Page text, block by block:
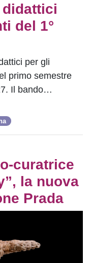
didattici
del 1°
per gli
primo semestre
Il bando…
curatrice
la nuova
Prada